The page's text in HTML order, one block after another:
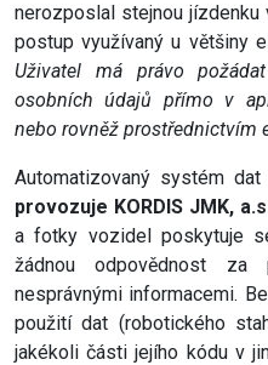
nerozposlal stejnou
postup využívaný u většiny
Uživatel má právo
osobních údajů přímo v
nebo rovněž prostřednictvím
Automatizovaný systém
provozuje KORDIS JMK,
a fotky vozidel poskytuje
žádnou odpovědnost za
nesprávnými informacemi.
použití dat (robotického
jakékoli části jejího kódu v